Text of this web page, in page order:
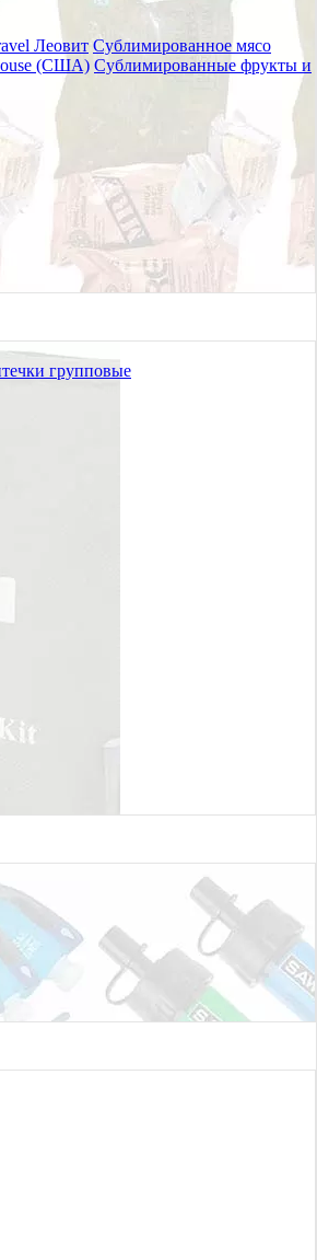
Леовит Сублимированное мясо
(США) Сублимированные фрукты и
групповые